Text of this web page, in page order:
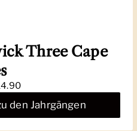
Three Cape
den Jahrgängen